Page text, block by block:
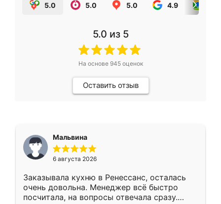
5.0 5.0 5.0 4.9
5.0 из 5
На основе 945оценок
Оставить отзыв
Мальвина
6 августа 2026
Заказывала кухню в Ренессанс, осталась
очень довольна. Менеджер всё быстро
посчитала, на вопросы отвечала сразу.